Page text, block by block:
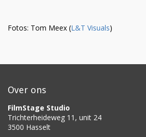
Fotos: Tom Meex (L&T Visuals)
Over ons
FilmStage Studio
Trichterheideweg 11, unit 24
3500 Hasselt